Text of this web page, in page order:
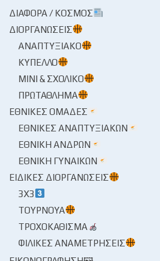
ΔΙΆΦΟΡΑ / ΚΌΣΜΟΣ
ΔΙΟΡΓΑΝΏΣΕΙΣ
ΑΝΑΠΤΥΞΙΑΚΌ
ΚΎΠΕΛΛΟ
ΜΊΝΙ & ΣΧΟΛΙΚΌ
ΠΡΩΤΆΘΛΗΜΑ
ΕΘΝΙΚΈΣ ΟΜΆΔΕΣ
ΕΘΝΙΚΈΣ ΑΝΑΠΤΥΞΙΑΚΏΝ
ΕΘΝΙΚΉ ΑΝΔΡΏΝ
ΕΘΝΙΚΉ ΓΥΝΑΙΚΏΝ
ΕΙΔΙΚΈΣ ΔΙΟΡΓΑΝΏΣΕΙΣ
3X3
ΤΟΥΡΝΟΥΆ
ΤΡΟΧΟΚΆΘΙΣΜΑ
ΦΙΛΙΚΈΣ ΑΝΑΜΕΤΡΉΣΕΙΣ